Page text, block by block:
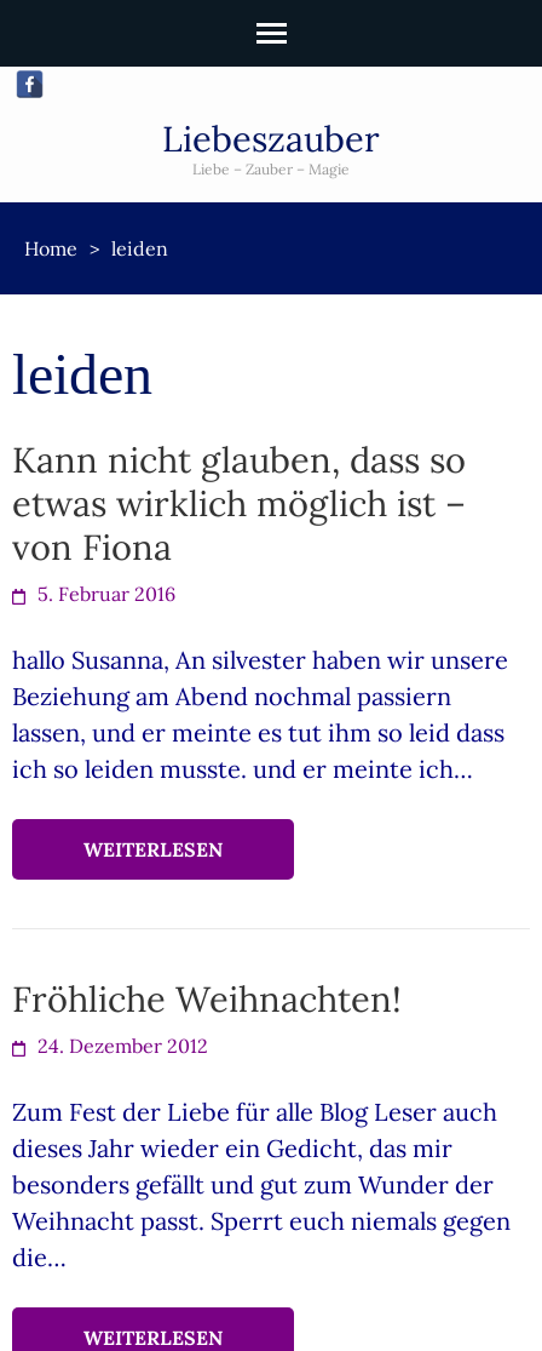
Liebeszauber
Liebe – Zauber – Magie
Home > leiden
leiden
Kann nicht glauben, dass so
etwas wirklich möglich ist –
von Fiona
5. Februar 2016
hallo Susanna, An silvester haben wir unsere
Beziehung am Abend nochmal passiern
lassen, und er meinte es tut ihm so leid dass
ich so leiden musste. und er meinte ich…
WEITERLESEN
Fröhliche Weihnachten!
24. Dezember 2012
Zum Fest der Liebe für alle Blog Leser auch
dieses Jahr wieder ein Gedicht, das mir
besonders gefällt und gut zum Wunder der
Weihnacht passt. Sperrt euch niemals gegen
die…
WEITERLESEN